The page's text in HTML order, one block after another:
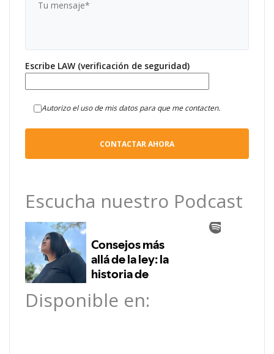
Escribe LAW (verificación de seguridad)
Autorizo el uso de mis datos para que me contacten.
Escucha nuestro Podcast
Disponible en: